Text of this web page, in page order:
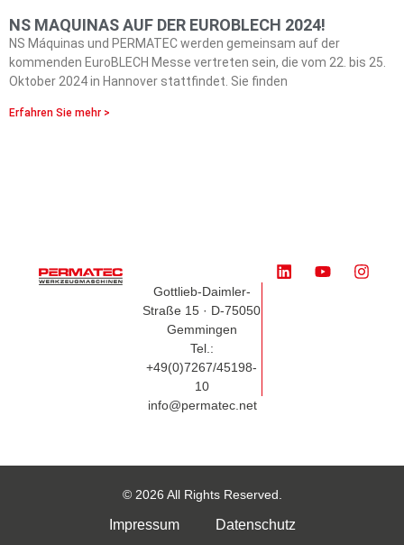
NS MAQUINAS AUF DER EUROBLECH 2024!
NS Máquinas und PERMATEC werden gemeinsam auf der
kommenden EuroBLECH Messe vertreten sein, die vom 22. bis 25.
Oktober 2024 in Hannover stattfindet. Sie finden
Erfahren Sie mehr >
Gottlieb-Daimler-
Straße 15 · D-75050
Gemmingen
Tel.:
+49(0)7267/45198-
10
info@permatec.net
© 2026 All Rights Reserved.
Impressum Datenschutz